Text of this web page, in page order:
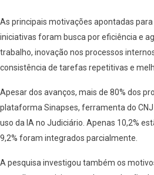
As principais motivações apontadas
iniciativas foram busca por eficiência e
trabalho, inovação nos processos
consistência de tarefas repetitivas e
Apesar dos avanços, mais de 80% dos
plataforma Sinapses, ferramenta do
uso da IA no Judiciário. Apenas 10,2%
9,2% foram integrados parcialmente.
A pesquisa investigou também os